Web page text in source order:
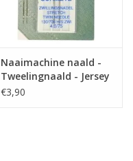
Naaimachine naald -
Tweelingnaald - Jersey
€3,90